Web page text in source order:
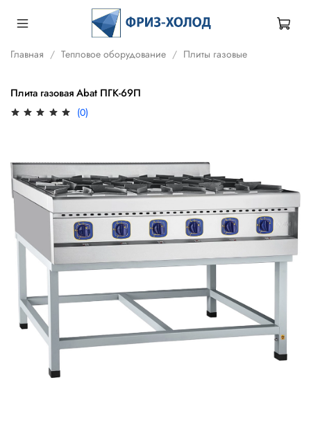
Главная Тепловое оборудование Плиты газовые
Плита газовая Abat ПГК-69П
(0)